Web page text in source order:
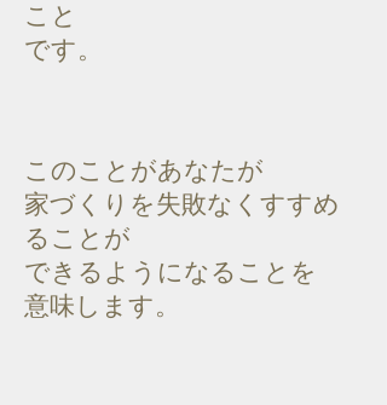
こと
です。
このことがあなたが
家づくりを失敗なくすすめ
ることが
できるようになることを
意味します。